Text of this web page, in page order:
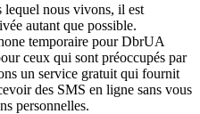
lequel nous vivons, il est
autant que possible.
temporaire pour DbrUA
ceux qui sont préoccupés par
un service gratuit qui fournit
des SMS en ligne sans vous
personnelles.